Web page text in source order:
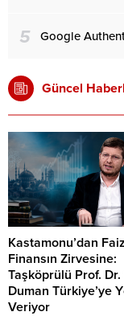
5 Google
Güncel
Kastamonu’dan
Finansın Zirvesine:
Taşköprülü Prof.
Duman Türkiye’ye
Veriyor